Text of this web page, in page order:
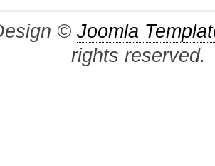
© Joomla
rights reserved.